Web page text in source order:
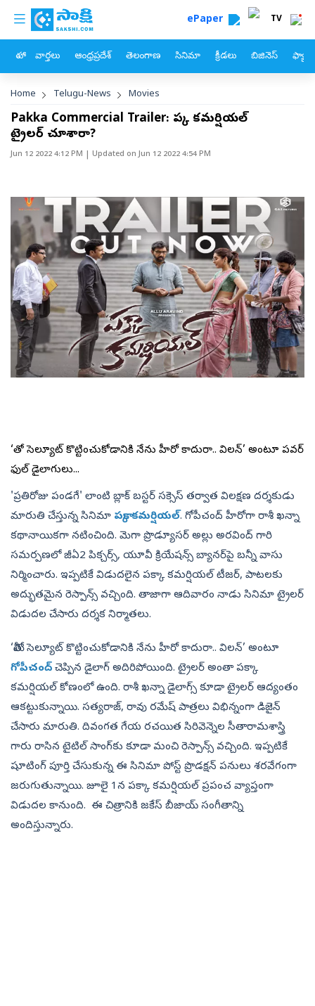
Skip to main content
custom menu ePaper TV
హోం వార్తలు ఆంధ్రప్రదేశ్ తెలంగాణ సినిమా క్రీడలు బిజినెస్
Breadcrumb
Home Telugu-News Movies
Pakka Commercial Trailer: పక్కా కమర్షియల్‌
ట్రైలర్‌ చూశారా?
Jun 12 2022 4:12 PM | Updated onJun 12 2022 4:54 PM
‘మీతో సెల్యూట్ కొట్టించుకోడానికి నేను హీరో కాదురా.. విలన్’ అంటూ పవర్
ఫుల్ డైలాగులు...
'ప్ర‌తిరోజు పండ‌గే' లాంటి బ్లాక్ బ‌స్ట‌ర్ స‌క్సెస్ తర్వాత విల‌క్ష‌ణ ద‌ర్శ‌కుడు
మారుతి చేస్తున్న సినిమా పక్కా కమర్షియల్. గోపీచంద్‌ హీరోగా రాశీ ఖన్నా
కథానాయికగా నటించింది. మెగా ప్రొడ్యూస‌ర్ అల్లు అరవింద్ గారి
స‌మ‌ర్ప‌ణ‌లో జీఏ2 పిక్చ‌ర్స్, యూవీ క్రియేష‌న్స్ బ్యానర్‌పై బ‌న్నీ వాసు
నిర్మించారు. ఇప్పటికే విడుదలైన పక్కా కమర్షియల్ టీజర్, పాటలకు
అద్భుతమైన రెస్పాన్స్ వచ్చింది. తాజాగా ఆదివారం నాడు సినిమా ట్రైలర్
విడుదల చేసారు దర్శక నిర్మాతలు.
‘మీతో సెల్యూట్ కొట్టించుకోడానికి నేను హీరో కాదురా.. విలన్’ అంటూ
గోపీచంద్ చెప్పిన డైలాగ్ అదిరిపోయింది. ట్రైలర్ అంతా పక్కా
కమర్షియల్ కోణంలో ఉంది. రాశీ ఖన్నా డైలాగ్స్ కూడా ట్రైలర్ ఆద్యంతం
ఆకట్టుకున్నాయి. సత్యరాజ్, రావు రమేష్ పాత్రలు విభిన్నంగా డిజైన్
చేసారు మారుతి. దివంగత గేయ రచయిత సిరివెన్నెల సీతారామశాస్త్రి
గారు రాసిన టైటిల్ సాంగ్‌కు కూడా మంచి రెస్పాన్స్ వచ్చింది. ఇప్పటికే
షూటింగ్ పూర్తి చేసుకున్న ఈ సినిమా పోస్ట్ ప్రొడక్షన్ పనులు శరవేగంగా
జరుగుతున్నాయి. జూలై 1న పక్కా కమర్షియల్ ప్రపంచ వ్యాప్తంగా
విడుదల కానుంది. ఈ చిత్రానికి జ‌కేస్ బీజాయ్ సంగీతాన్ని
అందిస్తున్నారు.